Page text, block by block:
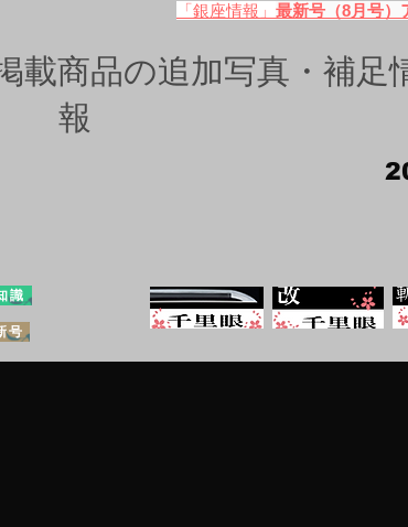
「銀座情報」 最新号（8月号）
載商品の追加写真・補足
報
識
号